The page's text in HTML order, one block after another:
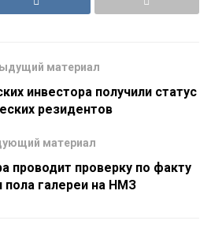
материал
инвестора получили статус
резидентов
материал
проводит проверку по факту
пола галереи на НМЗ